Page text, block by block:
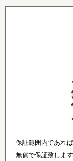
保証範囲内であれ
無償で保証致しま